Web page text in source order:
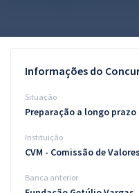
Conteúdo gratuito
Blog
Informações do
Situação
Preparação a longo prazo
Instituição
CVM - Comissão de
Banca anterior